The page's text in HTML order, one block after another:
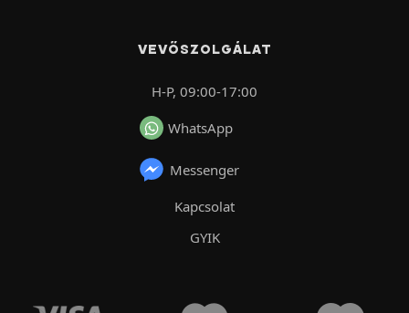
VEVŐSZOLGÁLAT
H-P, 09:00-17:00
WhatsApp
Messenger
Kapcsolat
GYIK